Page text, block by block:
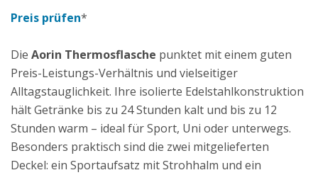
Preis prüfen*
Die Aorin Thermosflasche punktet mit einem guten
Preis-Leistungs-Verhältnis und vielseitiger
Alltagstauglichkeit. Ihre isolierte Edelstahlkonstruktion
hält Getränke bis zu 24 Stunden kalt und bis zu 12
Stunden warm – ideal für Sport, Uni oder unterwegs.
Besonders praktisch sind die zwei mitgelieferten
Deckel: ein Sportaufsatz mit Strohhalm und ein